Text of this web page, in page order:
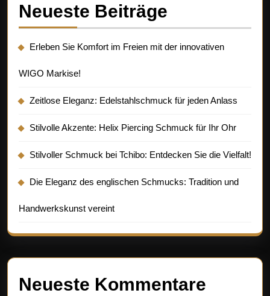
Neueste Beiträge
Erleben Sie Komfort im Freien mit der innovativen
WIGO Markise!
Zeitlose Eleganz: Edelstahlschmuck für jeden Anlass
Stilvolle Akzente: Helix Piercing Schmuck für Ihr Ohr
Stilvoller Schmuck bei Tchibo: Entdecken Sie die Vielfalt!
Die Eleganz des englischen Schmucks: Tradition und
Handwerkskunst vereint
Neueste Kommentare